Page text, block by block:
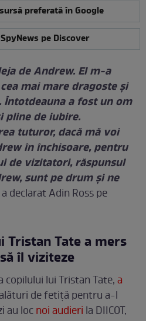
preferată în Google
pe Discover
de Andrew. El m-a
mai mare dragoste și
a fost un om
pline de iubire.
tuturor, dacă mă voi
în închisoare, pentru
de vizitatori, răspunsul
sunt pe drum și ne
declarat Adin Ross pe
Tristan Tate a mers
îl viziteze
copilului lui Tristan Tate,a
de fetiță pentru a-l
au locnoi audieri la DIICOT,